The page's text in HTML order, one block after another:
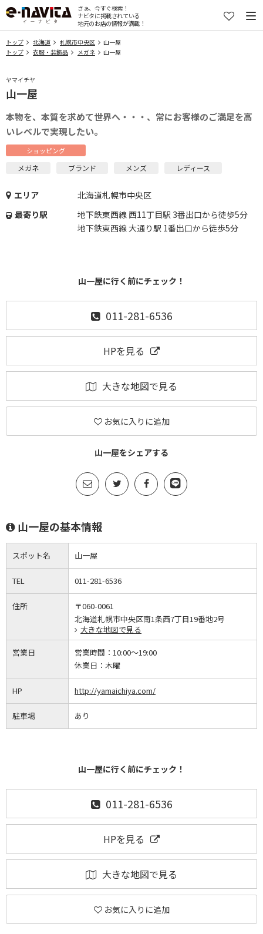
さぁ、今すぐ検索！
ナビタに掲載されている
地元のお店の情報が満載！
トップ 北海道 札幌市中央区
山一屋
トップ
衣服・装飾品 メガネ 山一屋
ヤマイチヤ
山一屋
本物を、本質を求めて世界へ・・・、常にお客様のご満足を高
いレベルで実現したい。
ショッピング
メガネ ブランド メンズ レディース
エリア
北海道札幌市中央区
最寄り駅
地下鉄東西線 西11丁目駅 3番出口から徒歩5分
地下鉄東西線 大通り駅 1番出口から徒歩5分
山一屋に行く前にチェック！
011-281-6536
HPを見る
大きな地図で見る
お気に入りに追加
山一屋をシェアする
山一屋の基本情報
スポット名 山一屋
TEL 011-281-6536
住所
〒060-0061
北海道札幌市中央区南1条西7丁目19番地2号
大きな地図で見る
営業日 営業時間： 10:00～19:00
休業日： 木曜
HP http://yamaichiya.com/
駐車場 あり
山一屋に行く前にチェック！
011-281-6536
HPを見る
大きな地図で見る
お気に入りに追加